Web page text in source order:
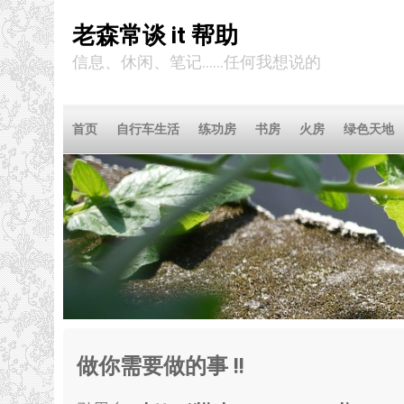
老森常谈 it 帮助
信息、休闲、笔记……任何我想说的
首页 自行车生活 练功房 书房 火房 绿色天地
做你需要做的事 !!